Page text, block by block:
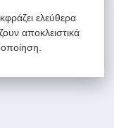
ελεύθερα
αποκλειστικά